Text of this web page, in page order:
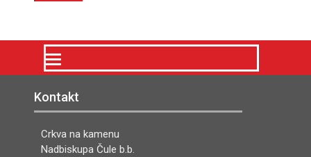
Kontakt
Crkva na kamenu
Nadbiskupa Čule b.b.